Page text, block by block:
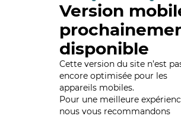
Version
disponible
Cette version du site n’est
encore optimisée pour les
appareils mobiles.
Pour une meilleure
nous vous recommandons